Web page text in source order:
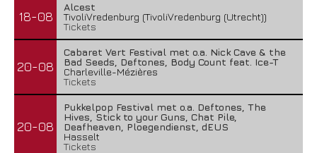
18-08
Alcest
TivoliVredenburg (TivoliVredenburg (Utrecht))
Tickets
20-08
Cabaret Vert Festival met o.a. Nick Cave & the
Bad Seeds, Deftones, Body Count feat. Ice-T
Charleville-Mézières
Tickets
20-08
Pukkelpop Festival met o.a. Deftones, The
Hives, Stick to your Guns, Chat Pile,
Deafheaven, Ploegendienst, dEUS
Hasselt
Tickets